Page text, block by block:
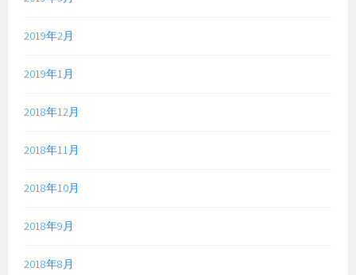
2019年2月
2019年1月
2018年12月
2018年11月
2018年10月
2018年9月
2018年8月